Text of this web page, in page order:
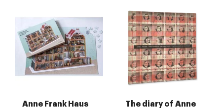
Anne Frank Haus
The diary of Anne